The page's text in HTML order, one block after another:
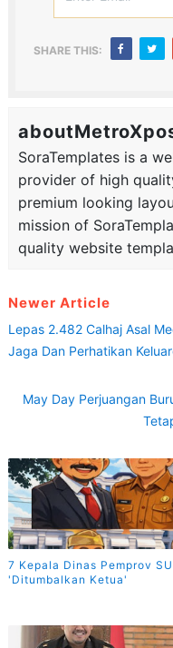
SHARE THIS:
SoraTemplates is a
provider of high
premium looking
mission of
quality website
Newer Article
Lepas 2.482 Calhaj Asal
Jaga Dan Perhatikan
May Day Perjuangan
7 Kepala Dinas Pemprov
'Ditumbalkan Ketua'